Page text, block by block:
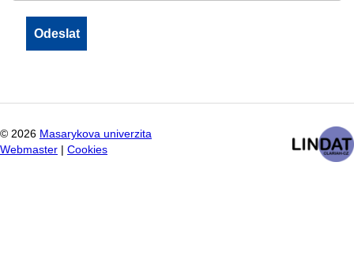
© 2026 Masarykova univerzita
Webmaster
Cookies